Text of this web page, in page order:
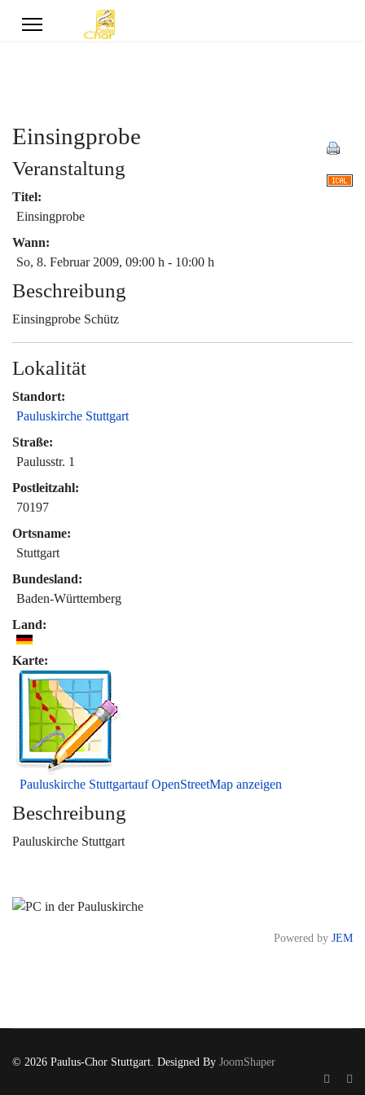
Einsingprobe
Veranstaltung
Titel:
Einsingprobe
Wann:
So, 8. Februar 2009, 09:00 h - 10:00 h
Beschreibung
Einsingprobe Schütz
Lokalität
Standort:
Pauluskirche Stuttgart
Straße:
Paulusstr. 1
Postleitzahl:
70197
Ortsname:
Stuttgart
Bundesland:
Baden-Württemberg
Land:
Karte:
Pauluskirche Stuttgartauf OpenStreetMap anzeigen
Beschreibung
Pauluskirche Stuttgart
Powered by JEM
© 2026 Paulus-Chor Stuttgart. Designed By JoomShaper